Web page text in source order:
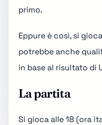
primo.
Eppure è così, si
potrebbe anche
in base al risultato di
La partita
Si gioca alle 18 (ora